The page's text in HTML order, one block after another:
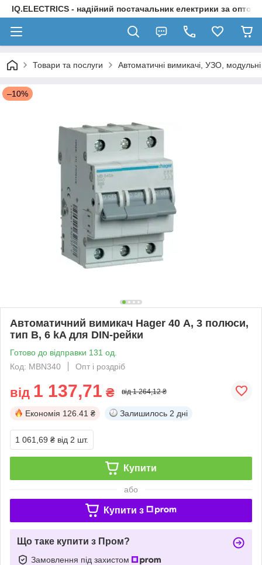
IQ.ELECTRICS - надійний постачальник електрики за
Товари та послуги Автоматичні вимикачі, УЗО,
–10%
Автоматичний вимикач Hager 40 А, 3 полюси,
тип B, 6 kA для DIN-рейки
Готово до відправки 131 од.
Код: MBN340
Опт і роздріб
від 1 137,71 ₴ від 1 264,12 ₴
Економія 126.41 ₴ Залишилось 2 дні
1 061,69 ₴ від 2 шт.
Купити
або
Купити з
Що таке купити з Пром?
Замовлення під захистом